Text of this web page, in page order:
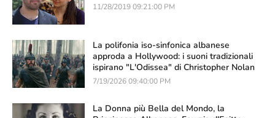
11/28/2019 09:21:00 PM
La polifonia iso-sinfonica albanese
approda a Hollywood: i suoni tradizionali
ispirano "L'Odissea" di Christopher Nolan
7/19/2026 09:40:00 PM
La Donna più Bella del Mondo, la